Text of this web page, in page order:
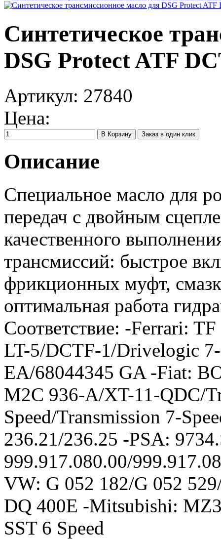
Синтетическое
DSG Protect ATF
Артикул: 27840
Цена:
Заказ в один клик
Описание
Специальное масло для
передач с двойным
качественного
трансмиссий: быстрое
фрикционных муфт,
оптимальная работа
Соответствие: -Ferrari:
LT-5/DCTF-1/Drivelogic
EA/68044345 GA -Fiat:
M2C 936-A/XT-11-QDC/
Speed/Transmission 7-
236.21/236.25 -PSA:
999.917.080.00/
VW: G 052 182/G 052
DQ 400E -Mitsubishi:
SST 6 Speed